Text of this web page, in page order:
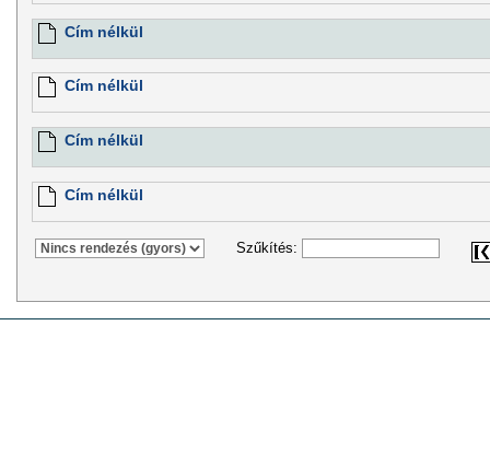
Cím nélkül
Cím nélkül
Cím nélkül
Cím nélkül
Szűkítés: